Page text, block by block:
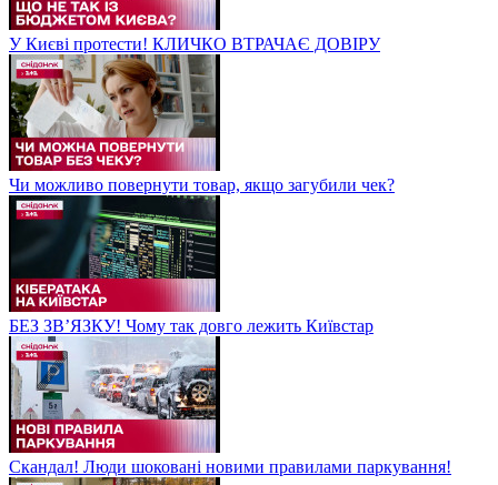
У Києві протести! КЛИЧКО ВТРАЧАЄ ДОВІРУ
Чи можливо повернути товар, якщо загубили чек?
БЕЗ ЗВʼЯЗКУ! Чому так довго лежить Київстар
Скандал! Люди шоковані новими правилами паркування!